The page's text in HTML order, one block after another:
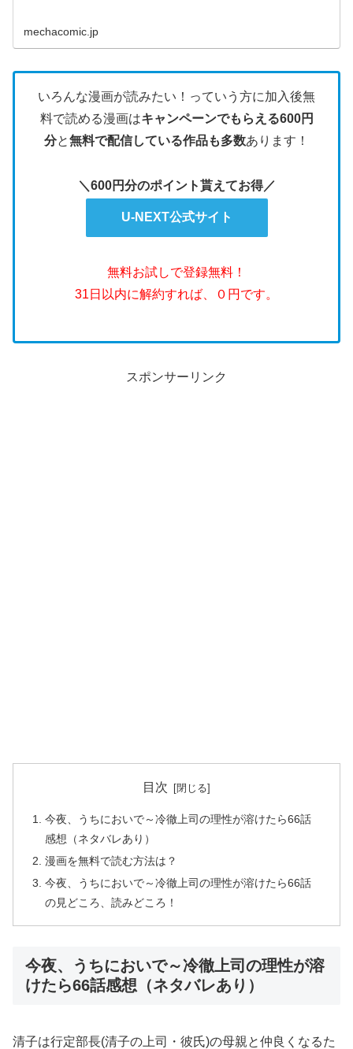
mechacomic.jp
いろんな漫画が読みたい！っていう方に加入後無
料で読める漫画はキャンペーンでもらえる600円
分と無料で配信している作品も多数あります！
＼600円分のポイント貰えてお得／
U-NEXT公式サイト
無料お試しで登録無料！
31日以内に解約すれば、０円です。
スポンサーリンク
目次
今夜、うちにおいで～冷徹上司の理性が溶けたら66話
感想（ネタバレあり）
漫画を無料で読む方法は？
今夜、うちにおいで～冷徹上司の理性が溶けたら66話
の見どころ、読みどころ！
今夜、うちにおいで～冷徹上司の理性が溶
けたら66話感想（ネタバレあり）
清子は行定部長(清子の上司・彼氏)の母親と仲良くなるた